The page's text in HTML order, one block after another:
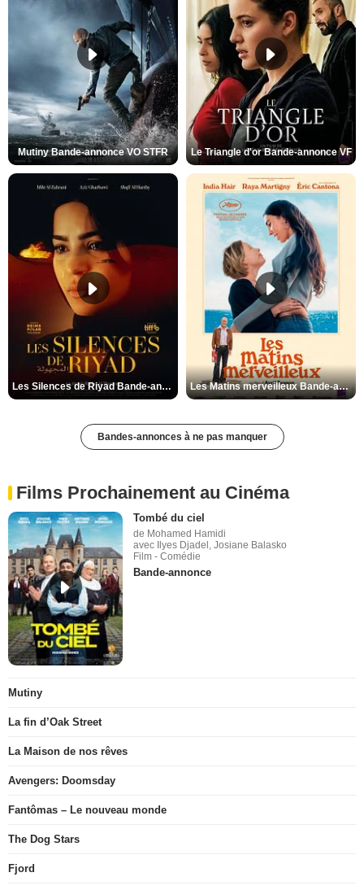
Mutiny Bande-annonce VO STFR Le Triangle d'or Bande-annonce VF
Les Silences de Riyad Bande-annonce VO STFR Les Matins merveilleux Bande-annonce VF
Bandes-annonces à ne pas manquer
Films Prochainement au Cinéma
Tombé du ciel
de Mohamed Hamidi
avec Ilyes Djadel, Josiane Balasko
Film - Comédie
Bande-annonce
Mutiny
La fin d’Oak Street
La Maison de nos rêves
Avengers: Doomsday
Fantômas – Le nouveau monde
The Dog Stars
Fjord